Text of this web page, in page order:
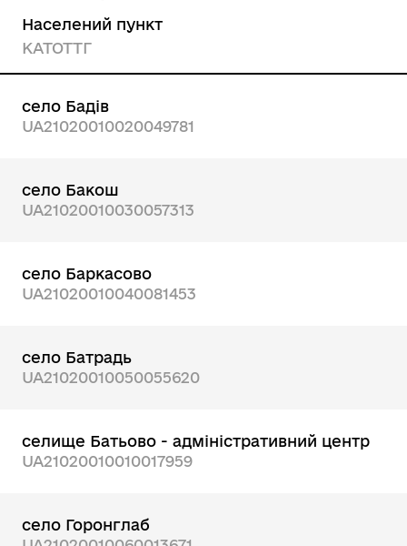
Населений пункт
КАТОТТГ
село Бадів
UA21020010020049781
село Бакош
UA21020010030057313
село Баркасово
UA21020010040081453
село Батрадь
UA21020010050055620
селище Батьово - адміністративний центр
UA21020010010017959
село Горонглаб